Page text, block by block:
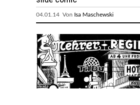
04.01.14 Von Isa Maschewski